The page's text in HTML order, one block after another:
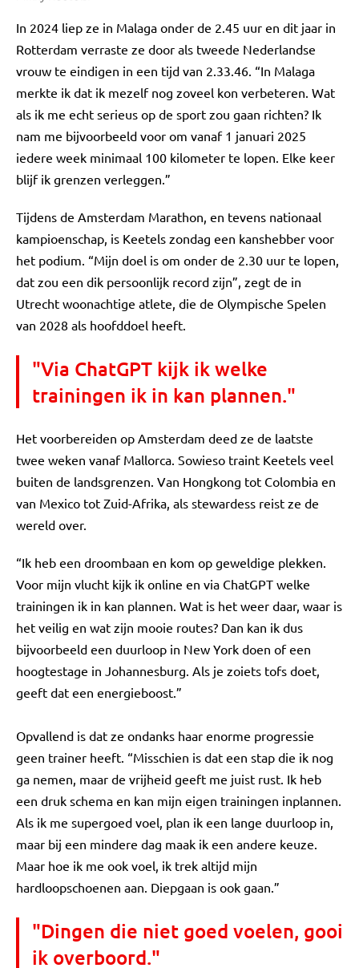
In 2024 liep ze in Malaga onder de 2.45 uur en dit jaar in
Rotterdam verraste ze door als tweede Nederlandse
vrouw te eindigen in een tijd van 2.33.46. “In Malaga
merkte ik dat ik mezelf nog zoveel kon verbeteren. Wat
als ik me echt serieus op de sport zou gaan richten? Ik
nam me bijvoorbeeld voor om vanaf 1 januari 2025
iedere week minimaal 100 kilometer te lopen. Elke keer
blijf ik grenzen verleggen.”
Tijdens de Amsterdam Marathon, en tevens nationaal
kampioenschap, is Keetels zondag een kanshebber voor
het podium. “Mijn doel is om onder de 2.30 uur te lopen,
dat zou een dik persoonlijk record zijn”, zegt de in
Utrecht woonachtige atlete, die de Olympische Spelen
van 2028 als hoofddoel heeft.
"Via ChatGPT kijk ik welke
trainingen ik in kan plannen."
Het voorbereiden op Amsterdam deed ze de laatste
twee weken vanaf Mallorca. Sowieso traint Keetels veel
buiten de landsgrenzen. Van Hongkong tot Colombia en
van Mexico tot Zuid-Afrika, als stewardess reist ze de
wereld over.
“Ik heb een droombaan en kom op geweldige plekken.
Voor mijn vlucht kijk ik online en via ChatGPT welke
trainingen ik in kan plannen. Wat is het weer daar, waar is
het veilig en wat zijn mooie routes? Dan kan ik dus
bijvoorbeeld een duurloop in New York doen of een
hoogtestage in Johannesburg. Als je zoiets tofs doet,
geeft dat een energieboost.”
Opvallend is dat ze ondanks haar enorme progressie
geen trainer heeft. “Misschien is dat een stap die ik nog
ga nemen, maar de vrijheid geeft me juist rust. Ik heb
een druk schema en kan mijn eigen trainingen inplannen.
Als ik me supergoed voel, plan ik een lange duurloop in,
maar bij een mindere dag maak ik een andere keuze.
Maar hoe ik me ook voel, ik trek altijd mijn
hardloopschoenen aan. Diepgaan is ook gaan.”
"Dingen die niet goed voelen, gooi
ik overboord."